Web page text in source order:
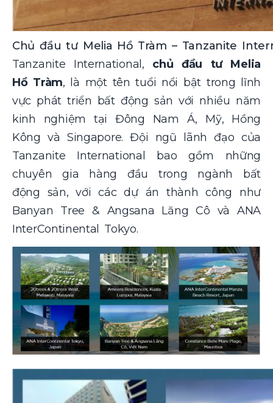
Chủ đầu tư Melia Hồ Tràm – Tanzanite
Tanzanite International, chủ đầu tư Melia
Hồ Tràm, là một tên tuổi nổi bật trong lĩnh
vực phát triển bất động sản với nhiều năm
kinh nghiệm tại Đông Nam Á, Mỹ, Hồng
Kông và Singapore. Đội ngũ lãnh đạo của
Tanzanite International bao gồm những
chuyên gia hàng đầu trong ngành bất
động sản, với các dự án thành công như
Banyan Tree & Angsana Lăng Cô và ANA
InterContinental Tokyo.